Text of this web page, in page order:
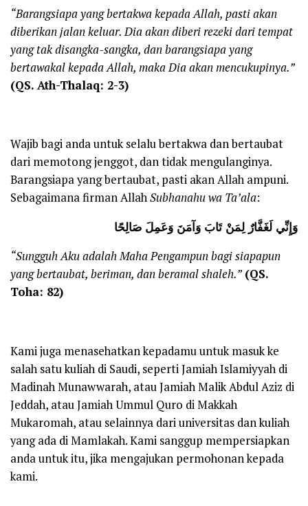
“Barangsiapa yang bertakwa kepada Allah, pasti akan
diberikan jalan keluar. Dia akan diberi rezeki dari tempat
yang tak disangka-sangka, dan barangsiapa yang
bertawakal kepada Allah, maka Dia akan mencukupinya.”
(QS. Ath-Thalaq: 2-3)
Wajib bagi anda untuk selalu bertakwa dan bertaubat
dari memotong jenggot, dan tidak mengulanginya.
Barangsiapa yang bertaubat, pasti akan Allah ampuni.
Sebagaimana firman AllahSubhanahu wa Ta’ala:
وَإِنِّي لَغَفَّارٌ لِمَنْ تَابَ وَآمَنَ وَعَمِلَ صَالِحًا
“Sungguh Aku adalah Maha Pengampun bagi siapapun
yang bertaubat, beriman, dan beramal shaleh.” (QS.
Toha: 82)
Kami juga menasehatkan kepadamu untuk masuk ke
salah satu kuliah di Saudi, seperti Jamiah Islamiyyah di
Madinah Munawwarah, atau Jamiah Malik Abdul Aziz di
Jeddah, atau Jamiah Ummul Quro di Makkah
Mukaromah, atau selainnya dari universitas dan kuliah
yang ada di Mamlakah. Kami sanggup mempersiapkan
anda untuk itu, jika mengajukan permohonan kepada
kami.